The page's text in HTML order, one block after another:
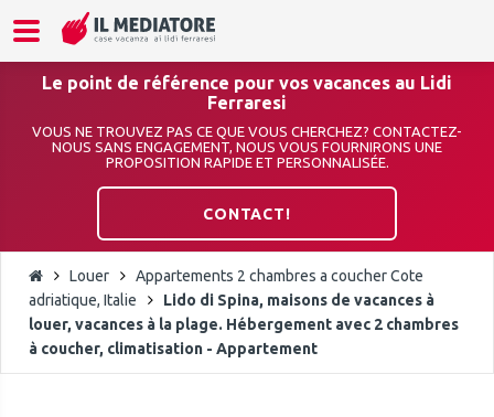
Le point de référence pour vos vacances au Lidi
Ferraresi
VOUS NE TROUVEZ PAS CE QUE VOUS CHERCHEZ? CONTACTEZ-
NOUS SANS ENGAGEMENT, NOUS VOUS FOURNIRONS UNE
PROPOSITION RAPIDE ET PERSONNALISÉE.
CONTACT!
Louer
Appartements 2 chambres a coucher Cote
adriatique, Italie
Lido di Spina, maisons de vacances à
louer, vacances à la plage. Hébergement avec 2 chambres
à coucher, climatisation - Appartement